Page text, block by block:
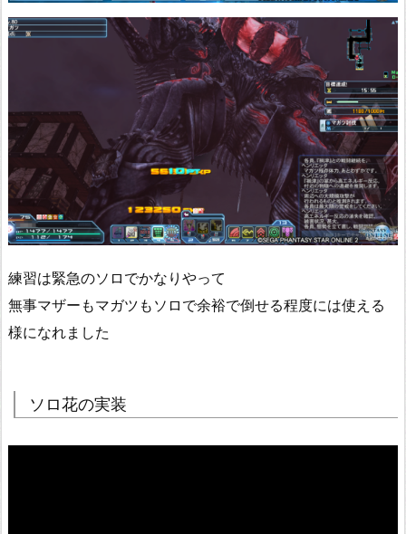
練習は緊急のソロでかなりやって
無事マザーもマガツもソロで余裕で倒せる程度には使える
様になれました
ソロ花の実装